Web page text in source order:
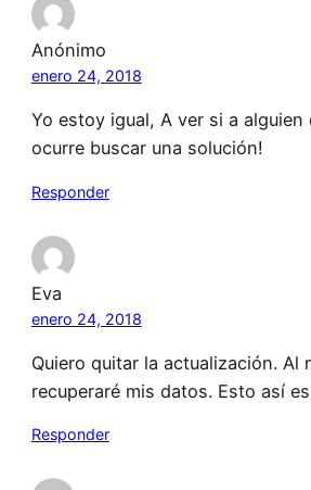
Anónimo
enero 24, 2018
Yo estoy igual, A ver si a alguien
ocurre buscar una solución!
Responder
Eva
enero 24, 2018
Quiero quitar la actualización. Al
recuperaré mis datos. Esto así
Responder